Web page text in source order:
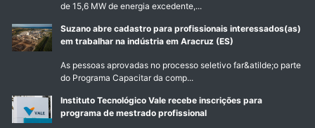
de 15,6 MW de energia excedente,...
Suzano abre cadastro para profissionais interessados(as)
em trabalhar na indústria em Aracruz (ES)
As pessoas aprovadas no processo seletivo far&atilde;o parte
do Programa Capacitar da comp...
Instituto Tecnológico Vale recebe inscrições para
programa de mestrado profissional